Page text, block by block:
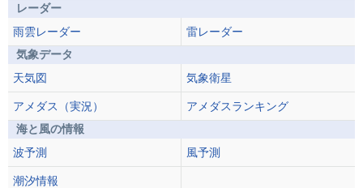
レーダー
雨雲レーダー
雷レーダー
気象データ
天気図
気象衛星
アメダス（実況）
アメダスランキング
海と風の情報
波予測
風予測
潮汐情報